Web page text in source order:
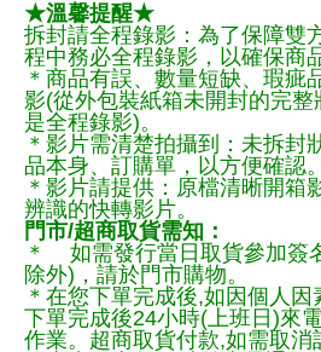
★溫馨提醒★
拆封請全程錄影：為了保障雙
程中務必全程錄影，以確保商
＊商品有誤、數量短缺、瑕疵
影(從外包裝紙箱未開封的完
是全程錄影)。
＊影片需清楚拍攝到：未拆封
品本身、訂購單，以方便確認。
＊影片請提供：原檔清晰開箱
辨識的快轉影片。
門市/超商取貨需知：
＊ 如需發行當日取貨參加簽
除外)，請於門市購物。
＊在您下單完成後,如因個人
下單完成後24小時(上班日)來
作業。超商取貨付款,如需取消